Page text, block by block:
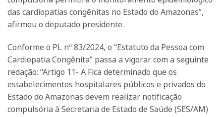
das cardiopatias congênitas no Estado do Amazonas”,
afirmou o deputado presidente.
Conforme o PL nº 83/2024, o “Estatuto da Pessoa com
Cardiopatia Congênita” passa a vigorar com a seguinte
redação: “Artigo 11- A Fica determinado que os
estabelecimentos hospitalares públicos e privados do
Estado do Amazonas devem realizar notificação
compulsória à Secretaria de Estado de Saúde (SES/AM)